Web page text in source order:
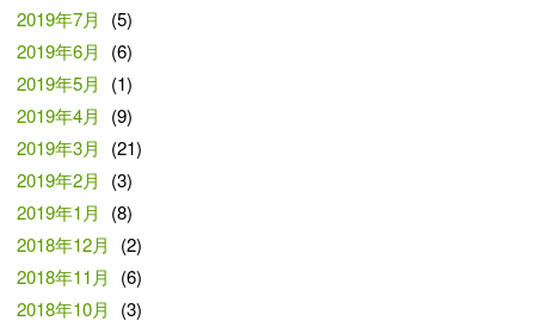
2019年7月
(5)
2019年6月
(6)
2019年5月
(1)
2019年4月
(9)
2019年3月
(21)
2019年2月
(3)
2019年1月
(8)
2018年12月
(2)
2018年11月
(6)
2018年10月
(3)